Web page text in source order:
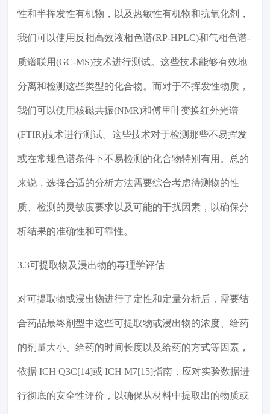
性和半挥发性有机物，以及热敏性有机物和抗氧化剂，
我们可以使用反相高效液相色谱(RP-HPLC)和气相色谱-
质谱联用(GC-MS)技术进行测试。这些技术能够有效地
分离和检测这些类型的化合物。而对于不挥发性物质，
我们可以使用核磁共振(NMR)和傅里叶变换红外光谱
(FTIR)技术进行测试。这些技术对于检测那些不易挥发
或在常规色谱条件下不易检测的化合物特别有用。总的
来说，选择合适的分析方法需要综合考虑待测物的性
质、检测的灵敏度要求以及可能的干扰因素，以确保分
析结果的准确性和可靠性。
3.3可提取物及浸出物的毒理学评估
对可提取物或浸出物进行了定性和定量分析后，需要结
合药品最终剂型中这些可提取物或浸出物的浓度、给药
的剂量大小、给药的时间长度以及给药的方式等因素，
依据 ICH Q3C[14]或 ICH M7[15]指南，应对实验数据进
行彻底的安全性评价，以确保从材料中提取出的物质或